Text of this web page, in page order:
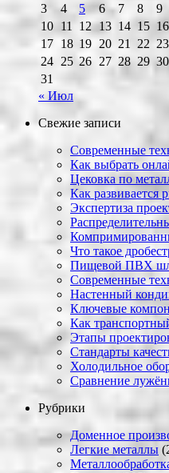
3
4 5 6 7 8
9
10 11 12 13 14 15 16
17 18 19 20 21 22 23
24 25 26 27 28 29 30
31
« Июл
Свежие записи
Современные
Как выбрать
Цековка по
Как развивается
Экспертиза
Что такое
Пищевой ПВХ
Современные
Настенный
Ключевые
Как
Этапы
Стандарты
Холодильное
Сравнение
Рубрики
Доменное
Легкие металлы